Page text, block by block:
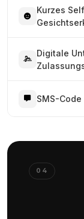
Kurzes
Digitale
SMS-
04